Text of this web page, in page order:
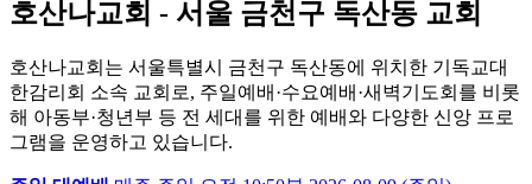
호산나교회 - 서울 금천구 독산동 교회
호산나교회는 서울특별시 금천구 독산동에 위치한 기독교대
한감리회 소속 교회로, 주일예배·수요예배·새벽기도회를 비롯
해 아동부·청년부 등 전 세대를 위한 예배와 다양한 신앙 프로
그램을 운영하고 있습니다.